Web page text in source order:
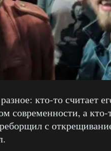
кто-то считает
современности, а кто-
с